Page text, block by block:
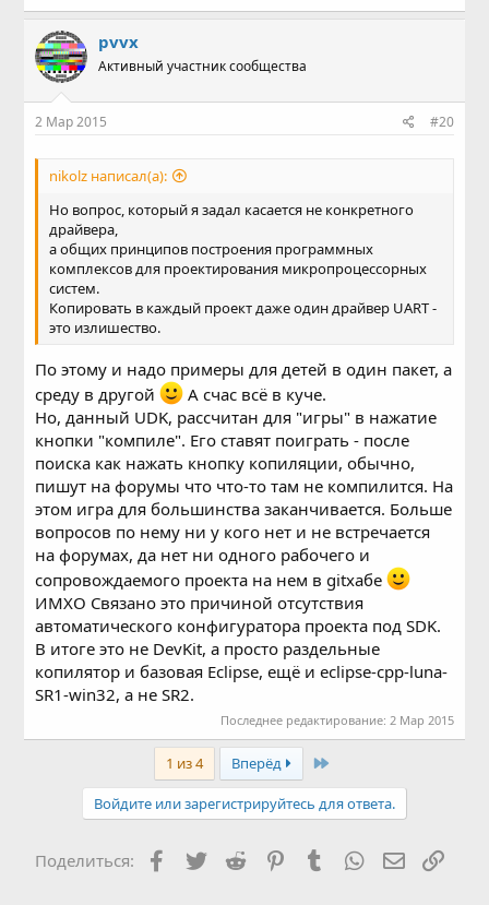
pvvx
Активный участник сообщества
2 Мар 2015 #20
nikolz написал(а):
Но вопрос, который я задал каcается не конкретного
драйвера,
а общих принципов построения программных
комплексов для проектирования микропроцессорных
систем.
Копировать в каждый проект даже один драйвер UART -
это излишество.
По этому и надо примеры для детей в один пакет, а
среду в другой
А счас всё в куче.
Но, данный UDK, рассчитан для "игры" в нажатие
кнопки "компиле". Его ставят поиграть - после
поиска как нажать кнопку копиляции, обычно,
пишут на форумы что что-то там не компилится. На
этом игра для большинства заканчивается. Больше
вопросов по нему ни у кого нет и не встречается
на форумах, да нет ни одного рабочего и
сопровождаемого проекта на нем в gitхабе
ИМХО Связано это причиной отсутствия
автоматического конфигуратора проекта под SDK.
В итоге это не DevKit, а просто раздельные
копилятор и базовая Eclipse, ещё и eclipse-cpp-luna-
SR1-win32, а не SR2.
Последнее редактирование: 2 Мар 2015
1 из 4 Вперёд Last
Войдите или зарегистрируйтесь для ответа.
Поделиться: Facebook
TwitterReddit PinterestTumblrWhatsApp